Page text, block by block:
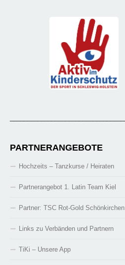
PARTNERANGEBOTE
Hochzeits – Tanzkurse / Heiraten
Partnerangebot 1. Latin Team Kiel
Partner: TSC Rot-Gold Schönkirchen
Links zu Verbänden und Partnern
TiKi – Unsere App